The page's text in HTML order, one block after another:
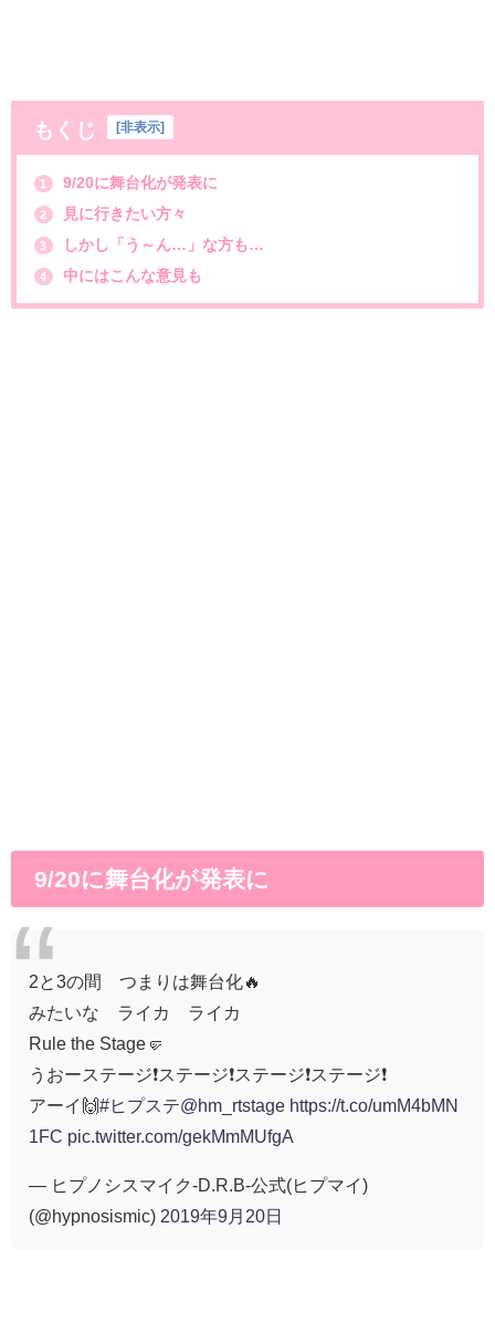
もくじ 非表示
1 9/20に舞台化が発表に
2 見に行きたい方々
3 しかし「う～ん…」な方も…
4 中にはこんな意見も
9/20に舞台化が発表に
2と3の間 つまりは舞台化🔥
みたいな ライカ ライカ
Rule the Stage🤛
うおーステージ❗️ステージ❗️ステージ❗️ステージ❗️
アーイ🙌#ヒプステ@hm_rtstage https://t.co/umM4bMN
1FC pic.twitter.com/gekMmMUfgA
— ヒプノシスマイク-D.R.B-公式(ヒプマイ)
(@hypnosismic) 2019年9月20日